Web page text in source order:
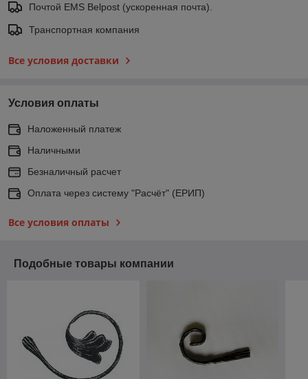
Почтой EMS Belpost (ускоренная почта).
Транспортная компания
Все условия доставки
Условия оплаты
Наложенный платеж
Наличными
Безналичный расчет
Оплата через систему "Расчёт" (ЕРИП)
Все условия оплаты
Подобные товары компании